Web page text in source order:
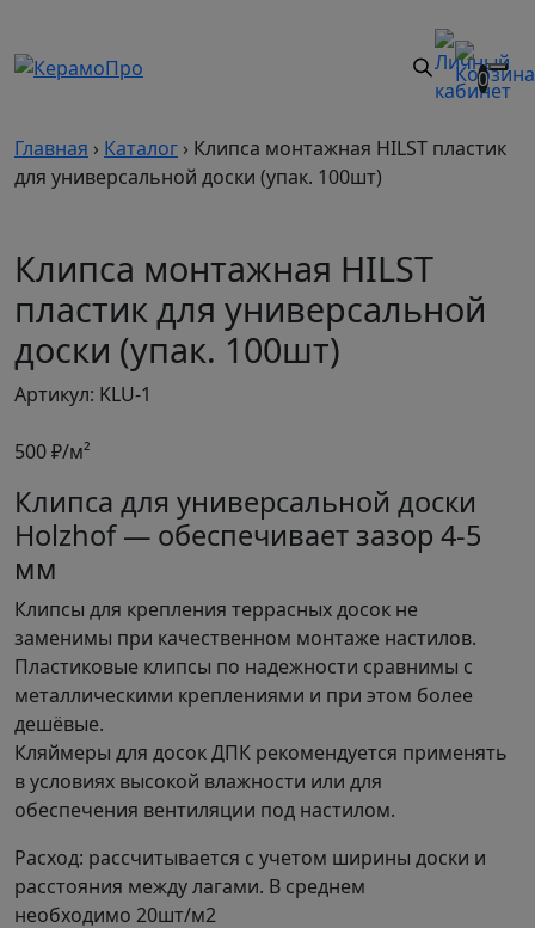
0
Главная › Каталог › Клипса монтажная HILST пластик
для универсальной доски (упак. 100шт)
Клипса монтажная HILST
пластик для универсальной
доски (упак. 100шт)
Артикул: KLU-1
500₽/м²
Клипса для универсальной доски
Holzhof — обеспечивает зазор 4-5
мм
Клипсы для крепления террасных досок не
заменимы при качественном монтаже настилов.
Пластиковые клипсы по надежности сравнимы с
металлическими креплениями и при этом более
дешёвые.
Кляймеры для досок ДПК рекомендуется применять
в условиях высокой влажности или для
обеспечения вентиляции под настилом.
Расход: рассчитывается с учетом ширины доски и
расстояния между лагами. В среднем
необходимо 20шт/м2